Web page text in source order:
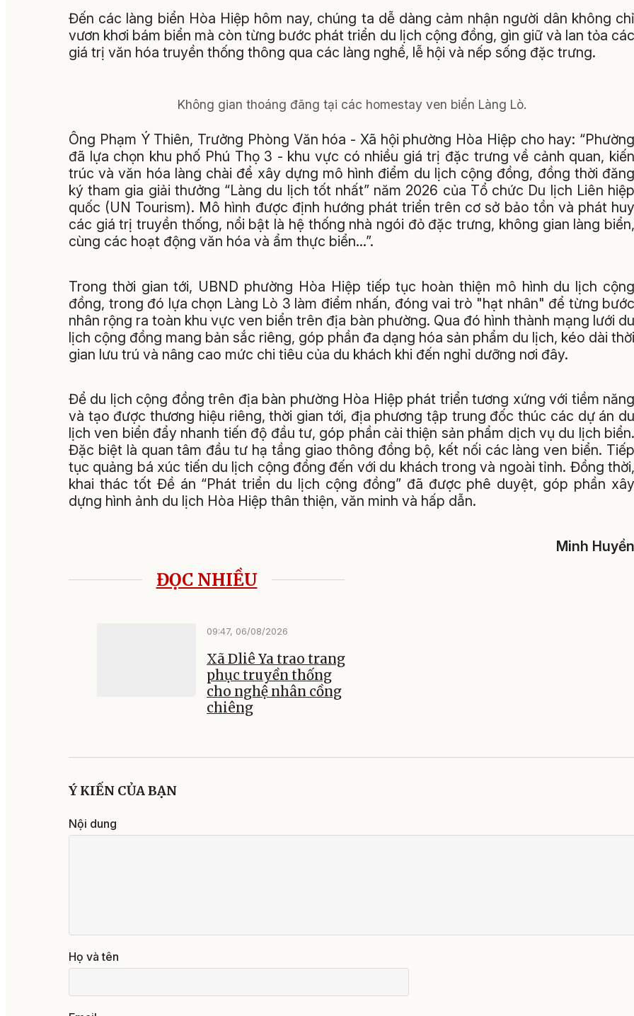
Đến các làng biển Hòa Hiệp hôm nay, chúng ta dễ dàng cảm nhận người dân không chỉ
vươn khơi bám biển mà còn từng bước phát triển du lịch cộng đồng, gìn giữ và lan tỏa các
giá trị văn hóa truyền thống thông qua các làng nghề, lễ hội và nếp sống đặc trưng.
Không gian thoáng đãng tại các homestay ven biển Làng Lò.
Ông Phạm Ý Thiên, Trưởng Phòng Văn hóa - Xã hội phường Hòa Hiệp cho hay: “Phường
đã lựa chọn khu phố Phú Thọ 3 - khu vực có nhiều giá trị đặc trưng về cảnh quan, kiến
trúc và văn hóa làng chài để xây dựng mô hình điểm du lịch cộng đồng, đồng thời đăng
ký tham gia giải thưởng “Làng du lịch tốt nhất” năm 2026 của Tổ chức Du lịch Liên hiệp
quốc (UN Tourism). Mô hình được định hướng phát triển trên cơ sở bảo tồn và phát huy
các giá trị truyền thống, nổi bật là hệ thống nhà ngói đỏ đặc trưng, không gian làng biển,
cùng các hoạt động văn hóa và ẩm thực biển…”.
Trong thời gian tới, UBND phường Hòa Hiệp tiếp tục hoàn thiện mô hình du lịch cộng
đồng, trong đó lựa chọn Làng Lò 3 làm điểm nhấn, đóng vai trò "hạt nhân" để từng bước
nhân rộng ra toàn khu vực ven biển trên địa bàn phường. Qua đó hình thành mạng lưới du
lịch cộng đồng mang bản sắc riêng, góp phần đa dạng hóa sản phẩm du lịch, kéo dài thời
gian lưu trú và nâng cao mức chi tiêu của du khách khi đến nghỉ dưỡng nơi đây.
Để du lịch cộng đồng trên địa bàn phường Hòa Hiệp phát triển tương xứng với tiềm năng
và tạo được thương hiệu riêng, thời gian tới, địa phương tập trung đốc thúc các dự án du
lịch ven biển đẩy nhanh tiến độ đầu tư, góp phần cải thiện sản phẩm dịch vụ du lịch biển.
Đặc biệt là quan tâm đầu tư hạ tầng giao thông đồng bộ, kết nối các làng ven biển. Tiếp
tục quảng bá xúc tiến du lịch cộng đồng đến với du khách trong và ngoài tỉnh. Đồng thời,
khai thác tốt Đề án “Phát triển du lịch cộng đồng” đã được phê duyệt, góp phần xây
dựng hình ảnh du lịch Hòa Hiệp thân thiện, văn minh và hấp dẫn.
Minh Huyền
ĐỌC NHIỀU
09:47, 06/08/2026
Xã Dliê Ya trao trang
phục truyền thống
cho nghệ nhân cồng
chiêng
Ý KIẾN CỦA BẠN
Nội dung
Họ và tên